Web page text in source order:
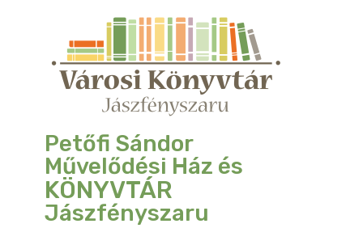
Petőfi Sándor
Művelődési Ház és
KÖNYVTÁR
Jászfényszaru